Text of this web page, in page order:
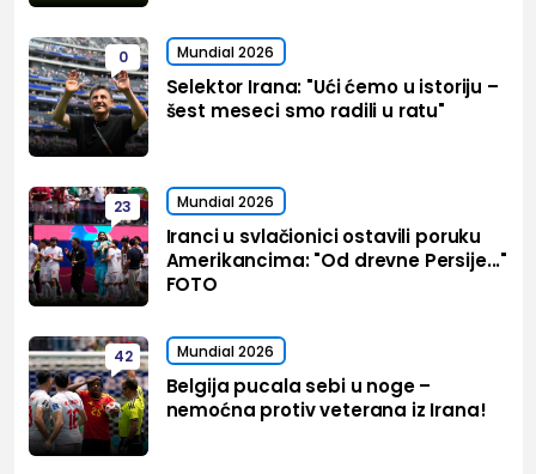
0 Mundial 2026
Selektor Irana: "Ući ćemo u istoriju –
šest meseci smo radili u ratu"
23 Mundial 2026
Iranci u svlačionici ostavili poruku
Amerikancima: "Od drevne Persije..."
FOTO
42 Mundial 2026
Belgija pucala sebi u noge –
nemoćna protiv veterana iz Irana!